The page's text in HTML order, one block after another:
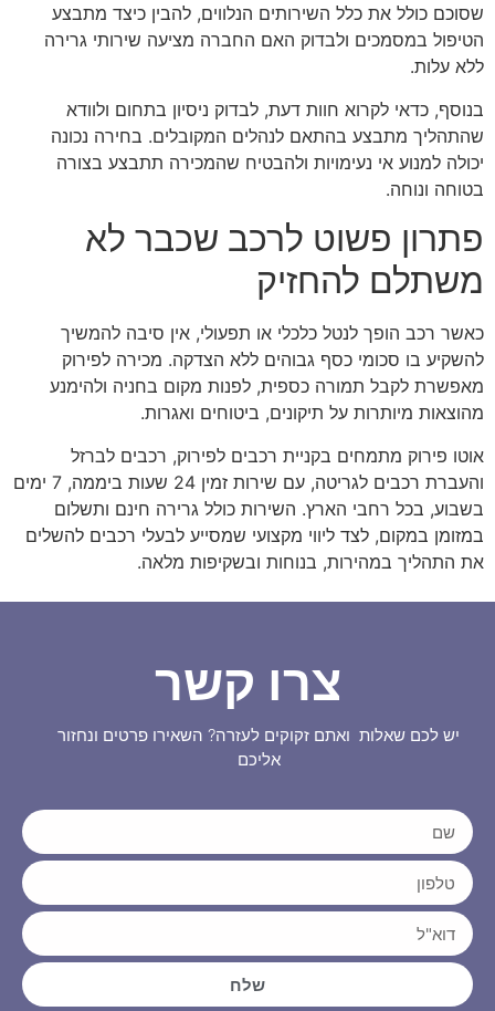
שסוכם כולל את כלל השירותים הנלווים, להבין כיצד מתבצע
הטיפול במסמכים ולבדוק האם החברה מציעה שירותי גרירה
ללא עלות.
בנוסף, כדאי לקרוא חוות דעת, לבדוק ניסיון בתחום ולוודא
שהתהליך מתבצע בהתאם לנהלים המקובלים. בחירה נכונה
יכולה למנוע אי נעימויות ולהבטיח שהמכירה תתבצע בצורה
בטוחה ונוחה.
פתרון פשוט לרכב שכבר לא
משתלם להחזיק
כאשר רכב הופך לנטל כלכלי או תפעולי, אין סיבה להמשיך
להשקיע בו סכומי כסף גבוהים ללא הצדקה. מכירה לפירוק
מאפשרת לקבל תמורה כספית, לפנות מקום בחניה ולהימנע
מהוצאות מיותרות על תיקונים, ביטוחים ואגרות.
אוטו פירוק מתמחים בקניית רכבים לפירוק, רכבים לברזל
והעברת רכבים לגריטה, עם שירות זמין 24 שעות ביממה, 7 ימים
בשבוע, בכל רחבי הארץ. השירות כולל גרירה חינם ותשלום
במזומן במקום, לצד ליווי מקצועי שמסייע לבעלי רכבים להשלים
את התהליך במהירות, בנוחות ובשקיפות מלאה.
צרו קשר
יש לכם שאלות ואתם זקוקים לעזרה? השאירו פרטים ונחזור
אליכם
שלח